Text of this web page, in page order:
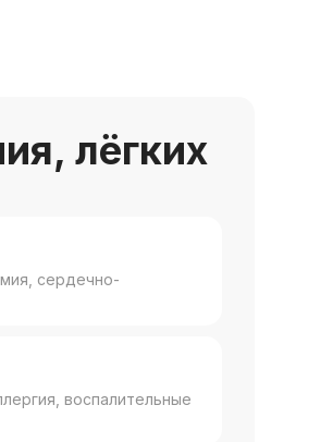
воспалительные
лёгких
сердечно-